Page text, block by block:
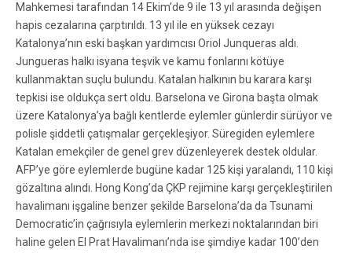
Mahkemesi tarafından 14 Ekim’de 9 ile 13 yıl arasında değişen
hapis cezalarına çarptırıldı. 13 yıl ile en yüksek cezayı
Katalonya’nın eski başkan yardımcısı Oriol Junqueras aldı.
Jungueras halkı isyana teşvik ve kamu fonlarını kötüye
kullanmaktan suçlu bulundu. Katalan halkının bu karara karşı
tepkisi ise oldukça sert oldu. Barselona ve Girona başta olmak
üzere Katalonya’ya bağlı kentlerde eylemler günlerdir sürüyor ve
polisle şiddetli çatışmalar gerçekleşiyor. Süregiden eylemlere
Katalan emekçiler de genel grev düzenleyerek destek oldular.
AFP’ye göre eylemlerde bugüne kadar 125 kişi yaralandı, 110 kişi
gözaltına alındı. Hong Kong’da ÇKP rejimine karşı gerçekleştirilen
havalimanı işgaline benzer şekilde Barselona’da da Tsunami
Democratic’in çağrısıyla eylemlerin merkezi noktalarından biri
haline gelen El Prat Havalimanı’nda ise şimdiye kadar 100’den